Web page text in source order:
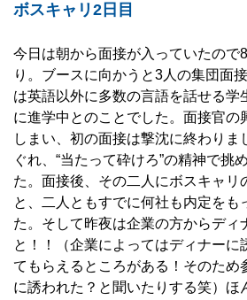
ボスキャリ2日目
今日は朝から面接が入っていたので
り。ブースに向かうと3人の集団面
は英語以外に多数の言語を話せる学
に進学中とのことでした。面接官の
しまい、初の面接は撃沈に終わりま
ぐれ、“当たって砕けろ”の精神で挑
た。面接後、その二人にボスキャリ
と、二人ともすでに何社も内定をも
た。そして昨夜は企業の方からディ
と！！（企業によってはディナーに
てもらえるところがある！そのため
に誘われた？と聞いたりする笑）ほ